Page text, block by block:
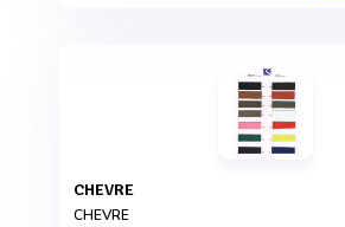
CHEVRE
CHEVRE